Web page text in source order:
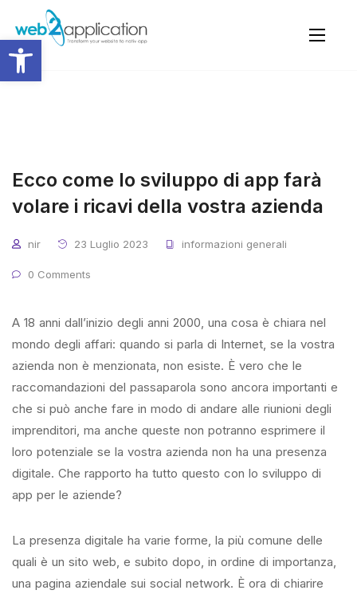
Ecco come lo sviluppo di app farà
volare i ricavi della vostra azienda
nir 23 Luglio 2023 informazioni generali
0 Comments
A 18 anni dall’inizio degli anni 2000, una cosa è chiara nel
mondo degli affari: quando si parla di Internet, se la vostra
azienda non è menzionata, non esiste. È vero che le
raccomandazioni del passaparola sono ancora importanti e
che si può anche fare in modo di andare alle riunioni degli
imprenditori, ma anche queste non potranno esprimere il
loro potenziale se la vostra azienda non ha una presenza
digitale. Che rapporto ha tutto questo con lo sviluppo di
app per le aziende?
La presenza digitale ha varie forme, la più comune delle
quali è un sito web, e subito dopo, in ordine di importanza,
una pagina aziendale sui social network. È ora di chiarire
Apri la barra degli strumenti